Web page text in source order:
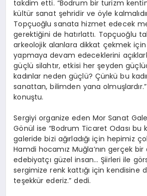
takdim etti. “Bodrum bir turizm
kültür sanat şehridir ve öyle
Topçuoğlu sanata hizmet edecek
gerektiğini de hatırlattı. Topçuoğlu
arkeolojik alanlara dikkat çekmek
yapmaya devam edeceklerini
güçlü silahtır, etkisi her şeyden
kadınlar neden güçlü? Çünkü bu
sanattan, bilimden yana
konuştu.
Sergiyi organize eden Mor Sanat
Gönül ise “Bodrum Ticaret Odası bu
galeride bizi ağırladığı için hepimiz
Hamdi hocamız Muğla’nın gerçek
edebiyatçı güzel insan… Şiirleri ile
sergimize renk kattığı için kendisine
teşekkür ederiz.” dedi.